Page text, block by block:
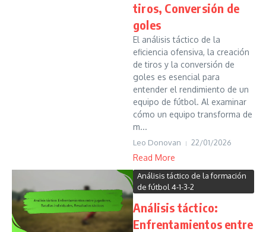
tiros, Conversión de
goles
El análisis táctico de la
eficiencia ofensiva, la creación
de tiros y la conversión de
goles es esencial para
entender el rendimiento de un
equipo de fútbol. Al examinar
cómo un equipo transforma de
m...
Leo Donovan 22/01/2026
Read More
Análisis táctico de la formación
de fútbol 4-1-3-2
Análisis táctico:
Enfrentamientos entre